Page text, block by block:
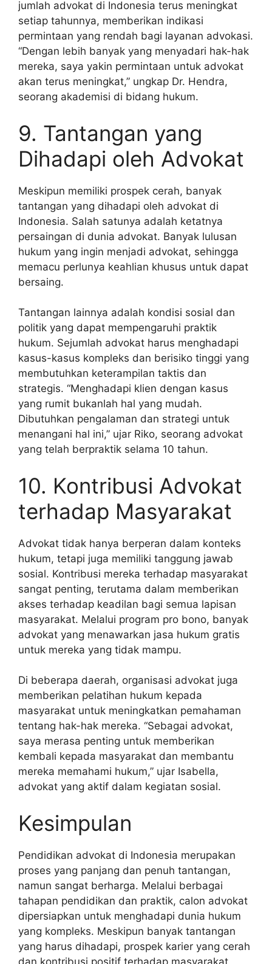
jumlah advokat di Indonesia terus meningkat
setiap tahunnya, memberikan indikasi
permintaan yang rendah bagi layanan advokasi.
“Dengan lebih banyak yang menyadari hak-hak
mereka, saya yakin permintaan untuk advokat
akan terus meningkat,” ungkap Dr. Hendra,
seorang akademisi di bidang hukum.
9. Tantangan yang
Dihadapi oleh Advokat
Meskipun memiliki prospek cerah, banyak
tantangan yang dihadapi oleh advokat di
Indonesia. Salah satunya adalah ketatnya
persaingan di dunia advokat. Banyak lulusan
hukum yang ingin menjadi advokat, sehingga
memacu perlunya keahlian khusus untuk dapat
bersaing.
Tantangan lainnya adalah kondisi sosial dan
politik yang dapat mempengaruhi praktik
hukum. Sejumlah advokat harus menghadapi
kasus-kasus kompleks dan berisiko tinggi yang
membutuhkan keterampilan taktis dan
strategis. “Menghadapi klien dengan kasus
yang rumit bukanlah hal yang mudah.
Dibutuhkan pengalaman dan strategi untuk
menangani hal ini,” ujar Riko, seorang advokat
yang telah berpraktik selama 10 tahun.
10. Kontribusi Advokat
terhadap Masyarakat
Advokat tidak hanya berperan dalam konteks
hukum, tetapi juga memiliki tanggung jawab
sosial. Kontribusi mereka terhadap masyarakat
sangat penting, terutama dalam memberikan
akses terhadap keadilan bagi semua lapisan
masyarakat. Melalui program pro bono, banyak
advokat yang menawarkan jasa hukum gratis
untuk mereka yang tidak mampu.
Di beberapa daerah, organisasi advokat juga
memberikan pelatihan hukum kepada
masyarakat untuk meningkatkan pemahaman
tentang hak-hak mereka. “Sebagai advokat,
saya merasa penting untuk memberikan
kembali kepada masyarakat dan membantu
mereka memahami hukum,” ujar Isabella,
advokat yang aktif dalam kegiatan sosial.
Kesimpulan
Pendidikan advokat di Indonesia merupakan
proses yang panjang dan penuh tantangan,
namun sangat berharga. Melalui berbagai
tahapan pendidikan dan praktik, calon advokat
dipersiapkan untuk menghadapi dunia hukum
yang kompleks. Meskipun banyak tantangan
yang harus dihadapi, prospek karier yang cerah
dan kontribusi positif terhadap masyarakat